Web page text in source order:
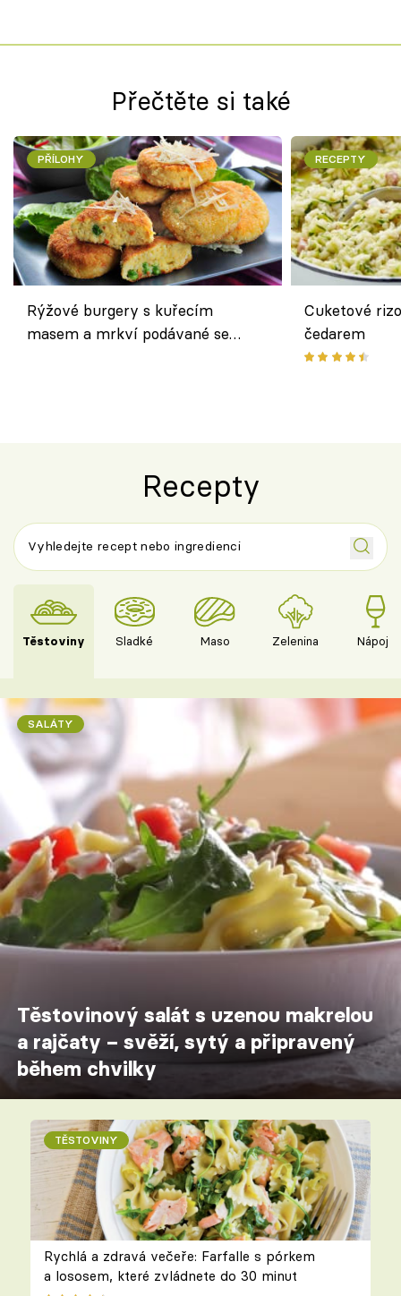
Přečtěte si také
PŘÍLOHY
Rýžové burgery s kuřecím
masem a mrkví podávané se
RECEPTY
Cuketové
čedarem
Recepty
Těstoviny Sladké Maso Zelenina Nápoje
SALÁTY
Těstovinový salát s uzenou makrelou
a rajčaty – svěží, sytý a připravený
během chvilky
TĚSTOVINY
Rychlá a zdravá večeře: Farfalle s pórkem
a lososem, které zvládnete do 30 minut